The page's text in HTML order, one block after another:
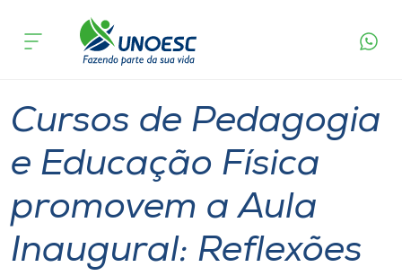
Cursos
Pesquisa
Atendimento ao Estudante
Portal de Ensino
acontece
Tempos de Pandemia
Cursos de Pedagogia
e Educação Física
promovem a Aula
Inaugural: Reflexões